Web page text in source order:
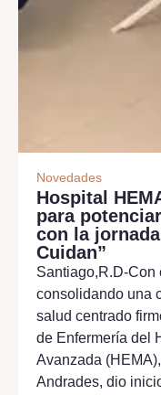
Novedades
Hospital
para
con la
Cuidan”
Santiago,R.D-Con
consolidando una
salud centrado
de Enfermería del
Avanzada
Andrades, dio